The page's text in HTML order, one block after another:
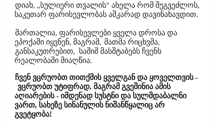
დიახ, „სულიერი თვალის“ ახელა რომ შეგვეძლოს,
საკუთარ ფარისევლობას აშკარად დავინახავდით.
მართალია, ფარისევლები ყველა დროსა და
ეპოქაში იყვნენ, მაგრამ, მათმა რიცხვმა,
განსაკუთრებით, საშიშ მასშტაბებს ჩვენს
რეალობაში მიაღწია.
ჩვენ ვცრუობთ თითქმის ყველგან და ყოველთვის -
ვცრუობთ უტიფრად, მაგრამ გვეშინია ამის
აღიარების - იმდენად სუსტნი და სულმდაბალნი
ვართ, სახეზე სინანულის ნიშანწყალიც არ
გვეტყობა!